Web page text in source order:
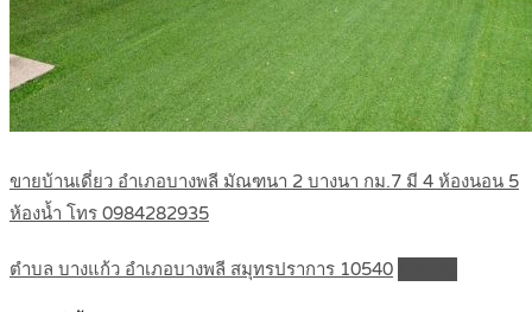
ขายบ้านเดี่ยว อำเภอบางพลี มัณฑนา 2 บางนา กม.7 มี 4 ห้องนอน 5
ห้องน้ำ โทร 0984282935
ตำบล บางแก้ว อำเภอบางพลี สมุทรปราการ 10540